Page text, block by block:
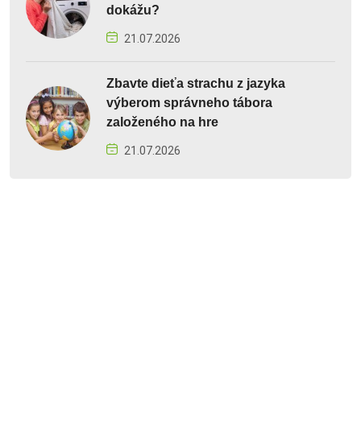
dokážu?
21.07.2026
Zbavte dieťa strachu z jazyka
výberom správneho tábora
založeného na hre
21.07.2026